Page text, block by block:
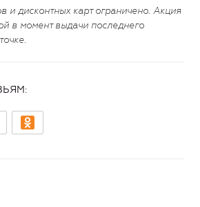
и дисконтных карт ограничено. Акция
в момент выдачи последнего